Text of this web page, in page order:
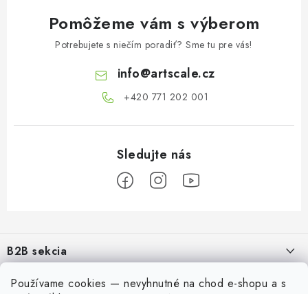
Používame cookies — nevyhnutné na chod e-shopu a s
Pomôžeme vám s výberom
Potrebujete s niečím poradiť? Sme tu pre vás!
info@artscale.cz
+420 771 202 001​
pB2B sekcia
Naším cieľom je 100% orientácia na potreby obchodných partnerov,
poskytovanie vhodných služieb a servisu
Informácie pre vás